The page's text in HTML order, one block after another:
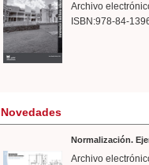
Archivo
ISBN:978-84-
Novedades
Normalización.
Archivo